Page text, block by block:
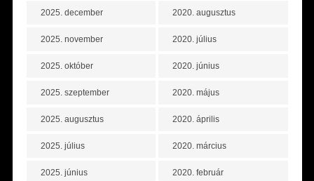
2025. december
2025. november
2025. október
2025. szeptember
2025. augusztus
2025. július
2025. június
2020. augusztus
2020. július
2020. június
2020. május
2020. április
2020. március
2020. február